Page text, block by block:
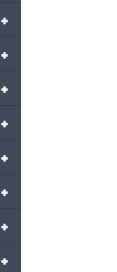
+
+
+
+
+
+
+
+